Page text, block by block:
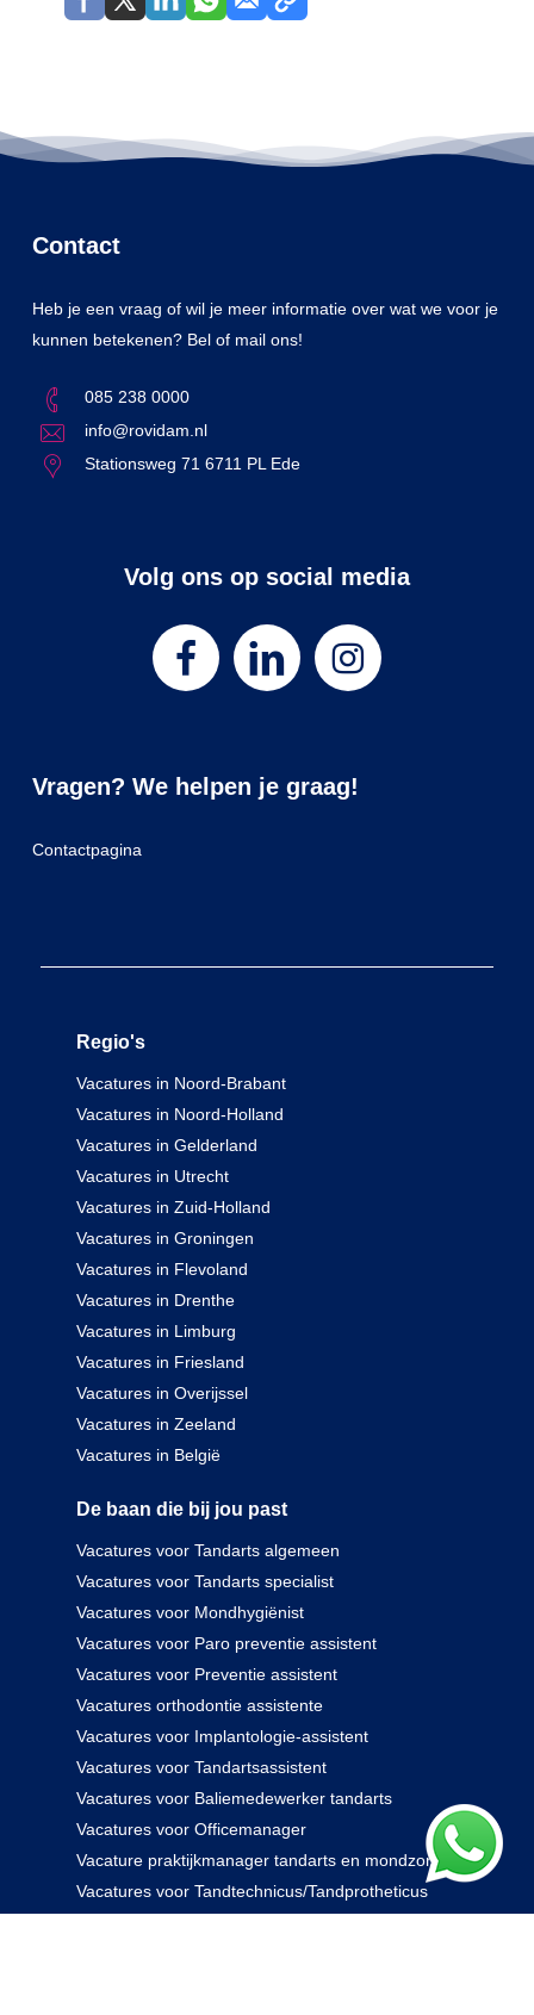
Contact
Heb je een vraag of wil je meer informatie over wat we voor je
kunnen betekenen? Bel of mail ons!
085 238 0000
info@rovidam.nl
Stationsweg 71 6711 PL Ede
Volg ons op social media
Vragen? We helpen je graag!
Contactpagina
Regio's
Vacatures in Noord-Brabant
Vacatures in Noord-Holland
Vacatures in Gelderland
Vacatures in Utrecht
Vacatures in Zuid-Holland
Vacatures in Groningen
Vacatures in Flevoland
Vacatures in Drenthe
Vacatures in Limburg
Vacatures in Friesland
Vacatures in Overijssel
Vacatures in Zeeland
Vacatures in België
De baan die bij jou past
Vacatures voor Tandarts algemeen
Vacatures voor Tandarts specialist
Vacatures voor Mondhygiënist
Vacatures voor Paro preventie assistent
Vacatures voor Preventie assistent
Vacatures orthodontie assistente
Vacatures voor Implantologie-assistent
Vacatures voor Tandartsassistent
Vacatures voor Baliemedewerker tandarts
Vacatures voor Officemanager
Vacature praktijkmanager tandarts en mondzorg
Vacatures voor Tandtechnicus/Tandprotheticus